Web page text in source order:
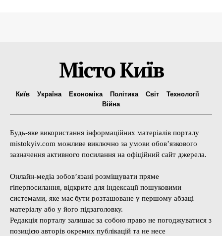
Місто Київ
Київ Україна Економіка Політика Світ
Технології
Війна
Будь-яке використання інформаційних матеріалів порталу
mistokyiv.com можливе виключно за умови обов’язкового
зазначення активного посилання на офіційний сайт джерела.
Онлайн-медіа зобов’язані розміщувати пряме
гіперпосилання, відкрите для індексації пошуковими
системами, яке має бути розташоване у першому абзаці
матеріалу або у його підзаголовку.
Редакція порталу залишає за собою право не погоджуватися з
позицією авторів окремих публікацій та не несе